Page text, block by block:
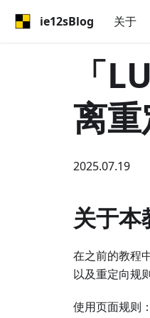
ie12sBlog 关于
「
离重
2025.07.19
关于本
在之前的教程
以及重定向规
使用页面规则：